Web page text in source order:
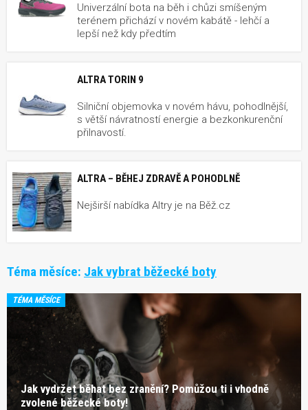
Univerzální bota na běh i chůzi smíšeným
terénem přichází v novém kabátě - lehčí a
lepší než kdy předtím
ALTRA TORIN 9
Silniční objemovka v novém hávu, pohodlnější,
s větší návratností energie a bezkonkurenční
přilnavostí.
ALTRA – BĚHEJ ZDRAVĚ A POHODLNĚ
Nejširší nabídka Altry je na Běž.cz
Téma měsíce: Jak vybrat běžecké boty
TÉMA MĚSÍCE
Jak vydržet běhat bez zranění? Pomůžou ti i vhodně
zvolené běžecké boty!